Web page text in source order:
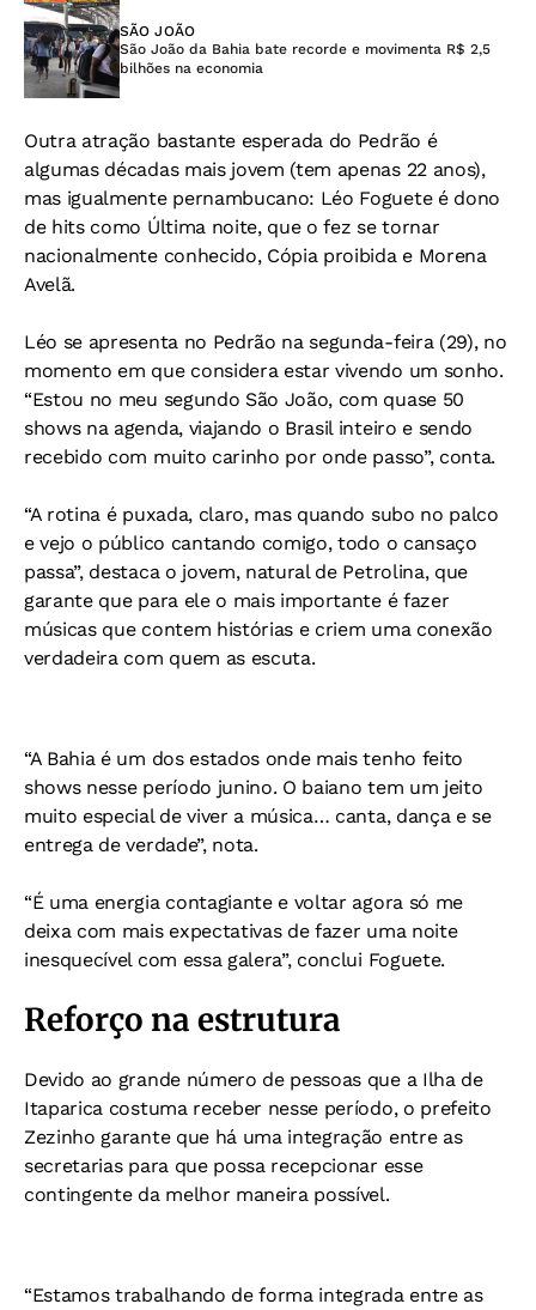
SÃO JOÃO
São João da Bahia bate recorde e movimenta R$ 2,5
bilhões na economia
Outra atração bastante esperada do Pedrão é
algumas décadas mais jovem (tem apenas 22 anos),
mas igualmente pernambucano: Léo Foguete é dono
de hits como Última noite, que o fez se tornar
nacionalmente conhecido, Cópia proibida e Morena
Avelã.
Léo se apresenta no Pedrão na segunda-feira (29), no
momento em que considera estar vivendo um sonho.
“Estou no meu segundo São João, com quase 50
shows na agenda, viajando o Brasil inteiro e sendo
recebido com muito carinho por onde passo”, conta.
“A rotina é puxada, claro, mas quando subo no palco
e vejo o público cantando comigo, todo o cansaço
passa”, destaca o jovem, natural de Petrolina, que
garante que para ele o mais importante é fazer
músicas que contem histórias e criem uma conexão
verdadeira com quem as escuta.
“A Bahia é um dos estados onde mais tenho feito
shows nesse período junino. O baiano tem um jeito
muito especial de viver a música… canta, dança e se
entrega de verdade”, nota.
“É uma energia contagiante e voltar agora só me
deixa com mais expectativas de fazer uma noite
inesquecível com essa galera”, conclui Foguete.
Reforço na estrutura
Devido ao grande número de pessoas que a Ilha de
Itaparica costuma receber nesse período, o prefeito
Zezinho garante que há uma integração entre as
secretarias para que possa recepcionar esse
contingente da melhor maneira possível.
“Estamos trabalhando de forma integrada entre as